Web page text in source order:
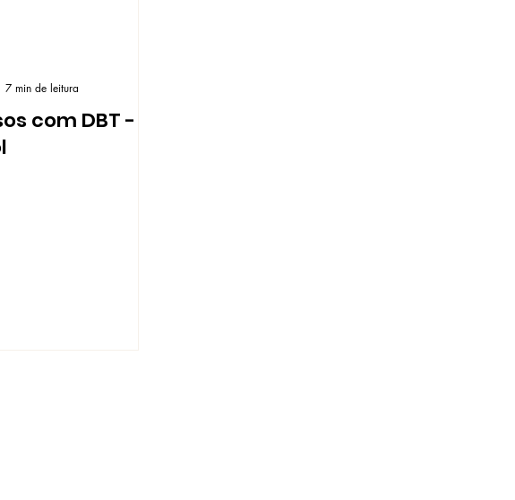
com DBT -
7 min de leitura